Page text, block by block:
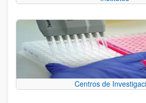
Centros de